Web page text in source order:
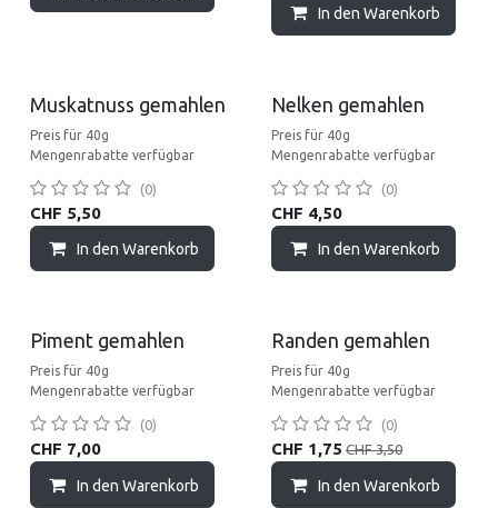
In den Warenkorb
Muskatnuss gemahlen
Preis für 40g
Mengenrabatte verfügbar
(0)
CHF 5,50
In den Warenkorb
Nelken gemahlen
Preis für 40g
Mengenrabatte verfügbar
(0)
CHF 4,50
In den Warenkorb
Piment gemahlen
Preis für 40g
Mengenrabatte verfügbar
(0)
CHF 7,00
In den Warenkorb
Sale
Randen gemahlen
Preis für 40g
Mengenrabatte verfügbar
(0)
CHF 1,75 CHF3,50
In den Warenkorb